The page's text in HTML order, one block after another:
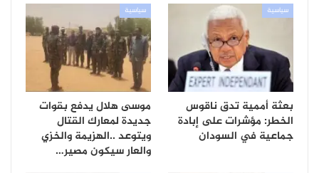
سياسية
بعثة أممية تدق ناقوس
الخطر: مؤشرات على إبادة
جماعية في السودان
سياسية
موسى هلال يدفع بقوات
جديدة لمعارك القتال
ويتوعد ..الهزيمة والخزي
والعار سيكون مصير…